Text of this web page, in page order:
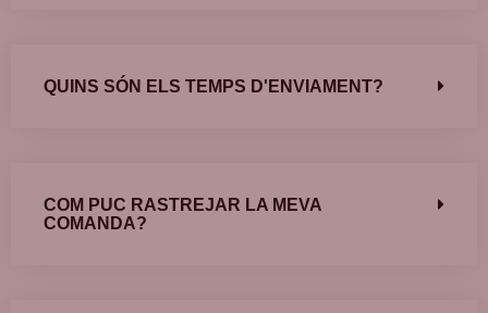
QUINS SÓN ELS TEMPS D'ENVIAMENT?
COM PUC RASTREJAR LA MEVA
COMANDA?